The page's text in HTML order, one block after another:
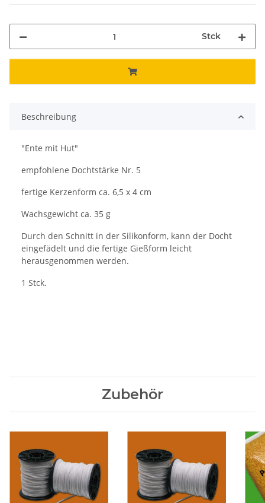
Stck
Beschreibung
"Ente mit Hut"
empfohlene Dochtstärke Nr. 5
fertige Kerzenform ca. 6,5 x 4 cm
Wachsgewicht ca. 35 g
Durch den Schnitt in der Silikonform, kann der Docht
eingefädelt und die fertige Gießform leicht
herausgenommen werden.
1 Stck.
Zubehör